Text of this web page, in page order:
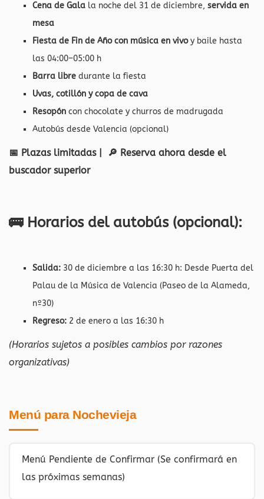
Cena de Gala la noche del 31 de diciembre, servida en
mesa
Fiesta de Fin de Año con música en vivoy baile hasta
las 04:00–05:00 h
Barra libre durante la fiesta
Uvas, cotillón y copa de cava
Resopón con chocolate y churros de madrugada
Autobús desde Valencia (opcional)
📅 Plazas limitadas | 🔎 Reserva ahora desde el
buscador superior
🚌 Horarios del autobús (opcional):
Salida: 30 de diciembre a las 16:30 h: Desde Puerta del
Palau de la Música de Valencia (Paseo de la Alameda,
nº30)
Regreso: 2 de enero a las 16:30 h
(Horarios sujetos a posibles cambios por razones
organizativas)
Menú para Nochevieja
Menú Pendiente de Confirmar (Se confirmará en
las próximas semanas)